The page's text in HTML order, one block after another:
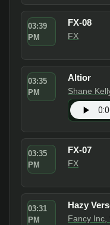
03:39
PM
FX-08
FX
03:35
PM
Altior
Shane
03:35
PM
FX-07
FX
03:31
PM
Hazy
Fancy Inc,